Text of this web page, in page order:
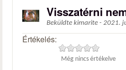
Visszatérni
Beküldte kimarite - 2021.
Értékelés:
Még nincs értékelve